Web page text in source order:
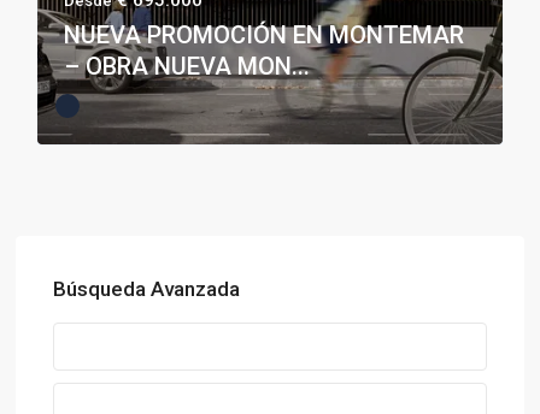
NUEVA PROMOCIÓN EN MONTEMAR
– OBRA NUEVA MON...
Búsqueda Avanzada